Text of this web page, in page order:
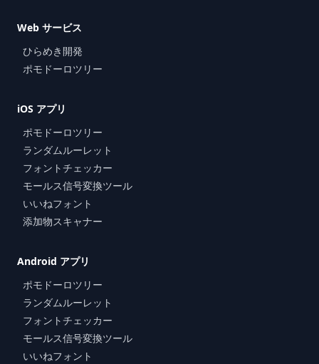
Web サービス
ひらめき開発
ポモドーロツリー
iOS アプリ
ポモドーロツリー
ランダムルーレット
フォントチェッカー
モールス信号変換ツール
いいねフォント
添加物スキャナー
Android アプリ
ポモドーロツリー
ランダムルーレット
フォントチェッカー
モールス信号変換ツール
いいねフォント